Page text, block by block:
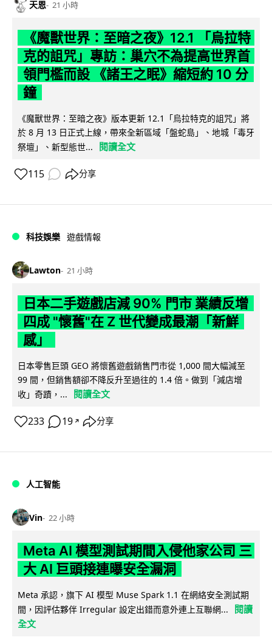
天恩 21 小時
《魔獸世界：至暗之夜》12.1 「烏拉特
克的詛咒」專訪：巢穴不為提高世界首
領門檻而設 《諸王之眠》縮短約 10 分
鐘
《魔獸世界：至暗之夜》版本更新 12.1「烏拉特克的詛咒」將
於 8 月 13 日正式上線，帶來全新區域「盤蛇島」、地城「毒牙
祭壇」、新型態世...
閱讀全文
115 分享
科技娛樂 遊戲情報
Lawton 21 小時
日本二手遊戲店減 90% 門市 業績反增
四成 "懷舊"在 Z 世代變成最潮「新鮮
感」
日本零售巨頭 GEO 將懷舊遊戲銷售門市從 1,000 間大幅減至
99 間，但銷售額卻不降反升至過往的 1.4 倍。做到「減店增
收」奇蹟，...
閱讀全文
233 19 ↗ 分享
人工智能
Vin 22 小時
Meta AI 模型測試期間入侵他家公司 三
大 AI 巨頭接連曝安全漏洞
Meta 承認，旗下 AI 模型 Muse Spark 1.1 在網絡安全測試期
間，因評估夥伴 Irregular 設定出錯而意外連上互聯網...
閱讀
全文